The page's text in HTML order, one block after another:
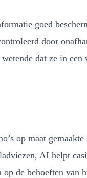
goed
door
dat ze in
op maat gemaakte
AI helpt
de behoeften van